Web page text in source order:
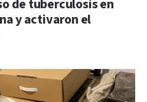
de tuberculosis en
y activaron el